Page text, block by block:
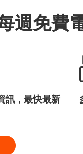
週免費
訊，最快最新